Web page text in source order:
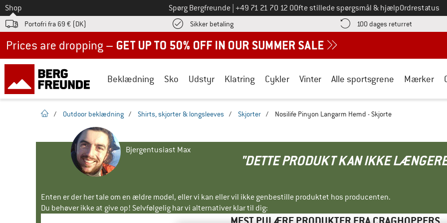
Til
Shop Spørg Bergfreunde Ring til os på
+49 71 21 70 12 0Ofte stillede spørgsmål & hjælpOrdrestatus
Portofri fra 69 € (DK) Sikker betalingFind betalingsoplysningerne her! Åbnes i en infoboks
100 dages returret Gå til
Beklædning Sko Udstyr Klatring Cykler Vinter Alle sportsgrene Mærker
Hjemmeside
/ Outdoor beklædning / Shirts, skjorter & longsleeves / Skjorter / Nosilife Pinyon Langarm Hemd - Skjorte
Bjergentusiast Max
"DETTE PRODUKT KAN IKKE
Enten er der her tale om en ældre model, eller vi kan eller vil ikke genbestille produktet hos producenten.
Du behøver ikke at give op! Selvfølgelig har vi alternativer klar til dig: